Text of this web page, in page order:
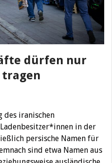
dürfen nur
tragen
des iranischen
in der
persische Namen für
sind etwa Namen aus